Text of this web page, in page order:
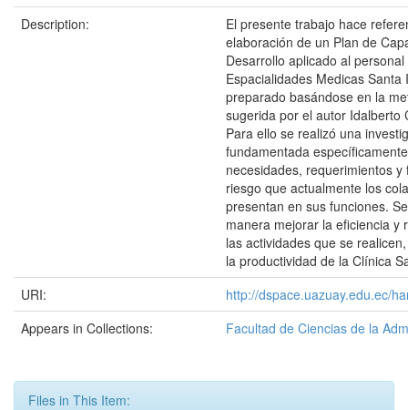
Description:
El presente trabajo hace
elaboración de un Plan de
Desarrollo aplicado al
Espacialidades Medicas Santa
preparado basándose en la
sugerida por el autor Idalberto
Para ello se realizó una
fundamentada
necesidades, requerimientos y
riesgo que actualmente los
presentan en sus funciones.
manera mejorar la eficiencia y
las actividades que se
la productividad de la Clínica
URI:
http://dspace.uazuay.edu.ec/
Appears in Collections:
Facultad de Ciencias de la
Files in This Item: